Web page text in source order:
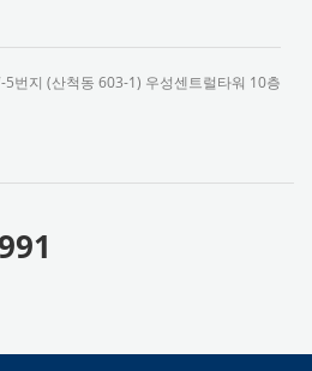
번지 (산척동 603-1) 우성센트럴타워 10층